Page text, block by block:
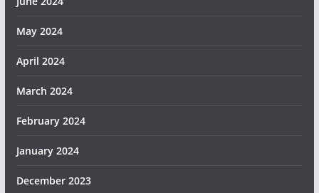
May 2024
April 2024
March 2024
February 2024
January 2024
December 2023